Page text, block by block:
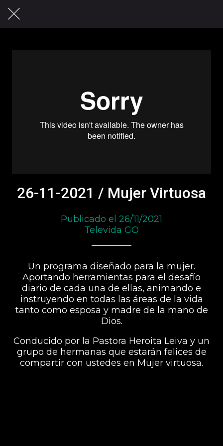
26-11-2021 / Mujer Virtuosa
Publicado el 26/11/2021
Televida GO
Un programa diseñado para la mujer.
Aportando herramientas para el desafío
diario de cada una de ellas, animando e
instruyendo en todas las áreas de la vida
tanto como esposa y madre de la mano de
Dios.
Conducido por la Pastora Heroita Leiva y un
grupo de hermanas que estarán felices de
compartir con ustedes en Mujer virtuosa.